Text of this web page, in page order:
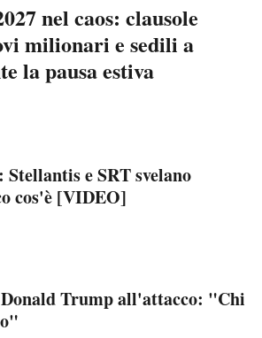
nel caos: clausole
milionari e sedili a
la pausa estiva
e SRT svelano
cos'è [VIDEO]
Trump all'attacco: "Chi